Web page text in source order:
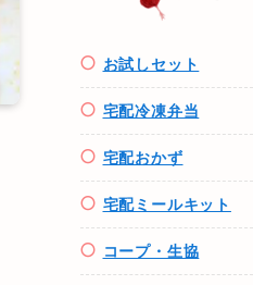
お試しセット
宅配冷凍弁当
宅配おかず
宅配ミールキット
コープ・生協